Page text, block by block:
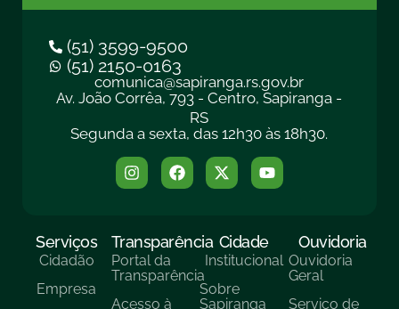
(51) 3599-9500
(51) 2150-0163
comunica@sapiranga.rs.gov.br
Av. João Corrêa, 793 - Centro, Sapiranga -
RS
Segunda a sexta, das 12h30 às 18h30.
Serviços
Cidadão
Empresa
Transparência
Portal da
Transparência
Acesso à
Cidade
Institucional
Sobre
Sapiranga
Ouvidoria
Ouvidoria
Geral
Serviço de